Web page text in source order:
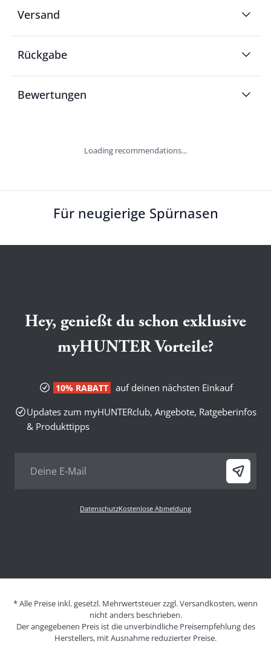
Versand
Rückgabe
Bewertungen
Loading recommendations...
Für neugierige Spürnasen
Hey, genießt du schon exklusive
myHUNTER Vorteile?
10% RABATT
auf deinen nächsten Einkauf
Updates zum myHUNTERclub, Angebote, Ratgeberinfos
& Produkttipps
DatenschutzKostenlose Abmeldung
* Alle Preise inkl. gesetzl. Mehrwertsteuer zzgl. Versandkosten, wenn
nicht anders beschrieben.
Der angegebenen Preis ist die unverbindliche Preisempfehlung des
Herstellers, mit Ausnahme reduzierter Preise.